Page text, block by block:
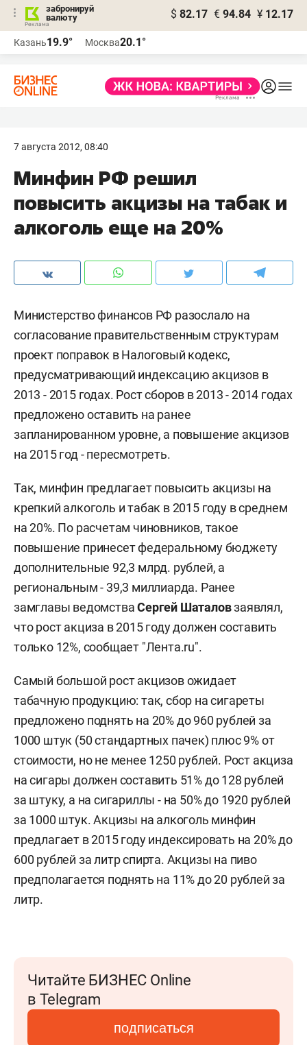
забронируй
валюту
$ 82.17 € 94.84 ¥ 12.17
Казань19.9° Москва20.1°
7 августа 2012, 08:40
Минфин РФ решил
повысить акцизы на табак и
алкоголь еще на 20%
Министерство финансов РФ разослало на
согласование правительственным структурам
проект поправок в Налоговый кодекс,
предусматривающий индексацию акцизов в
2013 - 2015 годах. Рост сборов в 2013 - 2014 годах
предложено оставить на ранее
запланированном уровне, а повышение акцизов
на 2015 год - пересмотреть.
Так, минфин предлагает повысить акцизы на
крепкий алкоголь и табак в 2015 году в среднем
на 20%. По расчетам чиновников, такое
повышение принесет федеральному бюджету
дополнительные 92,3 млрд. рублей, а
региональным - 39,3 миллиарда. Ранее
замглавы ведомстваСергей Шаталовзаявлял,
что рост акциза в 2015 году должен составить
только 12%, сообщает "Лента.ru".
Самый большой рост акцизов ожидает
табачную продукцию: так, сбор на сигареты
предложено поднять на 20% до 960 рублей за
1000 штук (50 стандартных пачек) плюс 9% от
стоимости, но не менее 1250 рублей. Рост акциза
на сигары должен составить 51% до 128 рублей
за штуку, а на сигариллы - на 50% до 1920 рублей
за 1000 штук. Акцизы на алкоголь минфин
предлагает в 2015 году индексировать на 20% до
600 рублей за литр спирта. Акцизы на пиво
предполагается поднять на 11% до 20 рублей за
литр.
Читайте БИЗНЕС Online
в Telegram
подписаться